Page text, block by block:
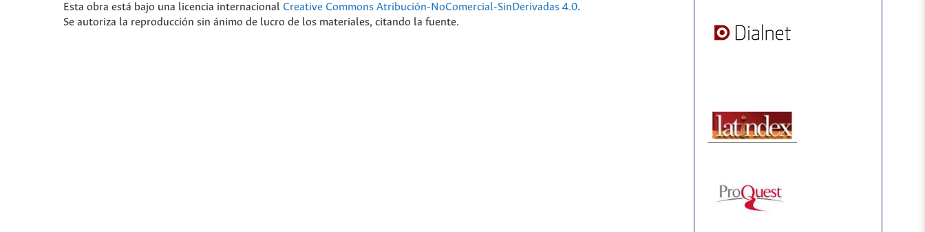
Esta obra está bajo una licencia internacional Creative Commons Atribución-NoComercial-SinDerivadas 4.0.
Se autoriza la reproducción sin ánimo de lucro de los materiales, citando la fuente.